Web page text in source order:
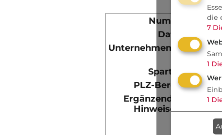
Nummer:
7296
Datum:
Unternehmensart:
Sparte(n):
PLZ-Bereich: 912XX
Ergänzende
Hinweise: Steuer-
Wert
pro
die
7
1
1